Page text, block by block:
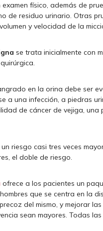
físico, además de
de residuo urinario. Otras
y velocidad de la
se trata inicialmente con
en la orina debe ser
a una infección, a piedras
de cáncer de vejiga,
riesgo casi tres veces
el doble de riesgo.
ofrece a los pacientes un
que se centra en la
del mismo, y mejorar
sean mayores. Todas